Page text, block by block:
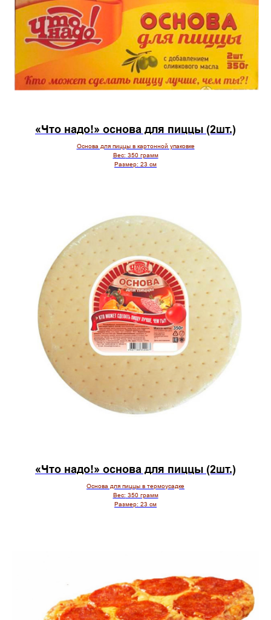
«Что надо!» основа для пиццы (2шт.)
Основа для пиццы в картонной упаковке
Вес: 350 грамм
Размер: 23 см
«Что надо!» основа для пиццы (2шт.)
Основа для пиццы в термоусадке
Вес: 350 грамм
Размер: 23 см